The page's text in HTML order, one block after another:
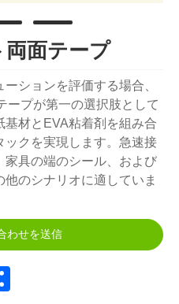
両面テープ
ションを評価する場合、
ープが第一の選択肢として
基材とEVA粘着剤を組み合
ックを実現します。急速接
具の端のシール、および
のシナリオに適していま
わせを送信